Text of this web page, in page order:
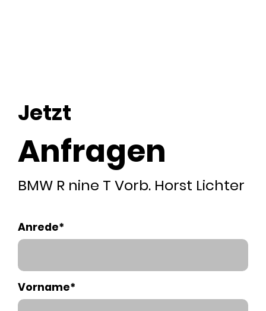
Jetzt
Anfragen
BMW R nine T Vorb. Horst Lichter
Anrede*
Vorname*